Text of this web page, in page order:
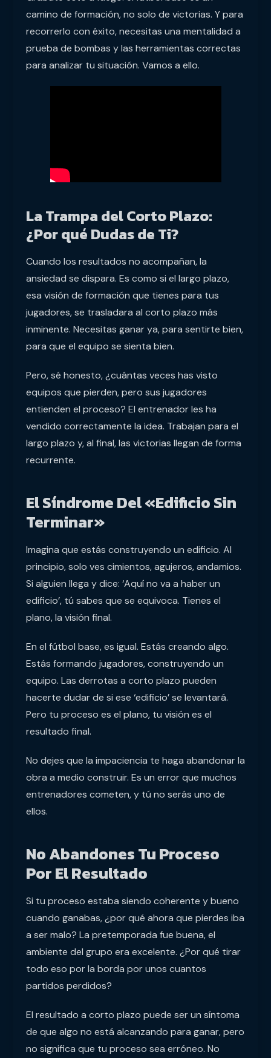
camino de formación, no solo de victorias. Y para
recorrerlo con éxito, necesitas una mentalidad a
prueba de bombas y las herramientas correctas
para analizar tu situación. Vamos a ello.
La Trampa del Corto Plazo:
¿Por qué Dudas de Ti?
Cuando los resultados no acompañan, la
ansiedad se dispara. Es como si el largo plazo,
esa visión de formación que tienes para tus
jugadores, se trasladara al corto plazo más
inminente. Necesitas ganar ya, para sentirte bien,
para que el equipo se sienta bien.
Pero, sé honesto, ¿cuántas veces has visto
equipos que pierden, pero sus jugadores
entienden el proceso? El entrenador les ha
vendido correctamente la idea. Trabajan para el
largo plazo y, al final, las victorias llegan de forma
recurrente.
El Síndrome Del «edificio Sin
Terminar»
Imagina que estás construyendo un edificio. Al
principio, solo ves cimientos, agujeros, andamios.
Si alguien llega y dice: ‘Aquí no va a haber un
edificio’, tú sabes que se equivoca. Tienes el
plano, la visión final.
En el fútbol base, es igual. Estás creando algo.
Estás formando jugadores, construyendo un
equipo. Las derrotas a corto plazo pueden
hacerte dudar de si ese ‘edificio’ se levantará.
Pero tu proceso es el plano, tu visión es el
resultado final.
No dejes que la impaciencia te haga abandonar la
obra a medio construir. Es un error que muchos
entrenadores cometen, y tú no serás uno de
ellos.
No Abandones Tu Proceso
Por El Resultado
Si tu proceso estaba siendo coherente y bueno
cuando ganabas, ¿por qué ahora que pierdes iba
a ser malo? La pretemporada fue buena, el
ambiente del grupo era excelente. ¿Por qué tirar
todo eso por la borda por unos cuantos
partidos perdidos?
El resultado a corto plazo puede ser un síntoma
de que algo no está alcanzando para ganar, pero
no significa que tu proceso sea erróneo. No